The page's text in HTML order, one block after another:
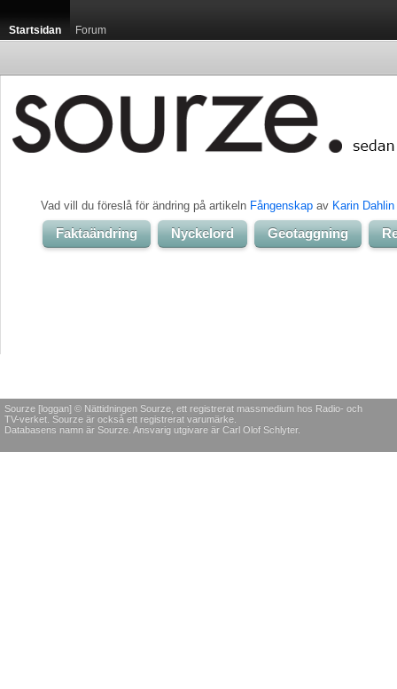
Startsidan Forum
Vad vill du föreslå för ändring på artikeln Fångenskap av Karin Dahlin
Faktaändring Nyckelord Geotaggning
Sourze [loggan] © Nättidningen Sourze, ett registrerat massmedium hos Radio- och
TV-verket. Sourze är också ett registrerat varumärke.
Databasens namn är Sourze. Ansvarig utgivare är Carl Olof Schlyter.